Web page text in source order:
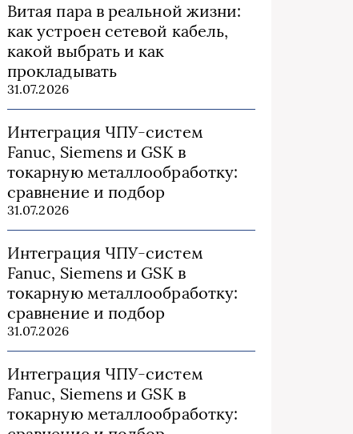
Витая пара в реальной жизни:
как устроен сетевой кабель,
какой выбрать и как
прокладывать
31.07.2026
Интеграция ЧПУ-систем
Fanuc, Siemens и GSK в
токарную металлообработку:
сравнение и подбор
31.07.2026
Интеграция ЧПУ-систем
Fanuc, Siemens и GSK в
токарную металлообработку:
сравнение и подбор
31.07.2026
Интеграция ЧПУ-систем
Fanuc, Siemens и GSK в
токарную металлообработку: